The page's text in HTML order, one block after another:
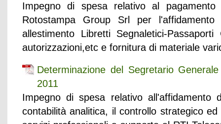
Impegno di spesa relativo al
Rotostampa Group Srl per
allestimento Libretti Segnaletici-
autorizzazioni,etc e fornitura di materiale
Determinazione del Segretario
2011
Impegno di spesa relativo all'affidamento
contabilità analitica, il controllo strategico